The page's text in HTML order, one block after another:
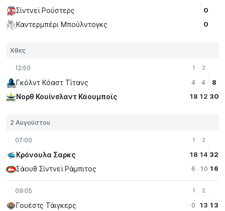
Σίντνεϊ Ρούστερς
Καντερμπέρι Μπούλντογκς
0
0
Χθες
12:50
Γκόλντ Κόαστ Τίτανς
Νορθ Κουίνσλαντ Κάουμποϊς
1
4
18
2
4
12
8
30
2 Αυγούστου
07:00
Κρόνουλα Σαρκς
Σάουθ Σίντνεϊ Ράμπιτος
1
18
6
2
14
10
32
16
09:05
Γουέστς Τάιγκερς
1
0
2
13 13